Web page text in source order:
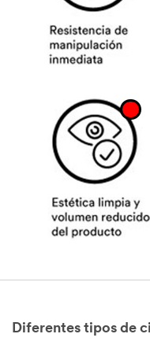
Diferentes tipos de